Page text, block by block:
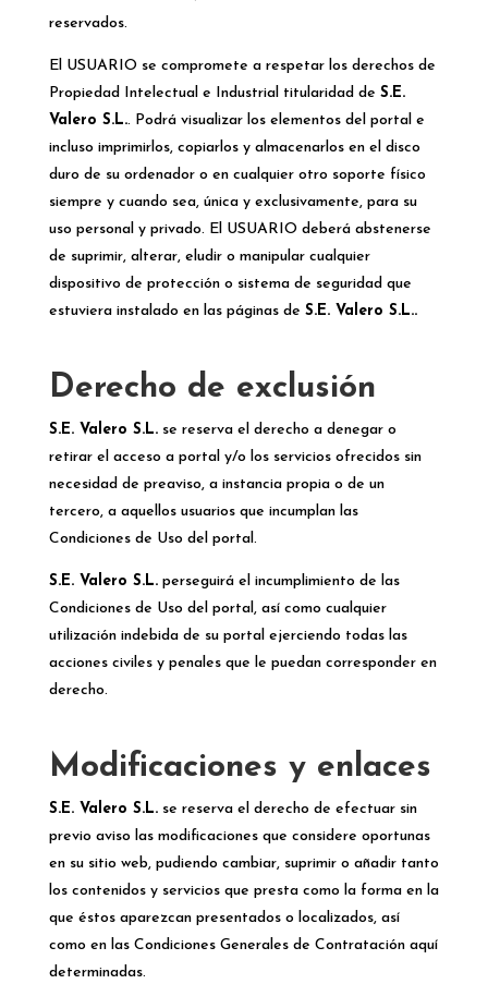
reservados.
El USUARIO se compromete a respetar los derechos de
Propiedad Intelectual e Industrial titularidad de S.E.
Valero S.L.. Podrá visualizar los elementos del portal e
incluso imprimirlos, copiarlos y almacenarlos en el disco
duro de su ordenador o en cualquier otro soporte físico
siempre y cuando sea, única y exclusivamente, para su
uso personal y privado. El USUARIO deberá abstenerse
de suprimir, alterar, eludir o manipular cualquier
dispositivo de protección o sistema de seguridad que
estuviera instalado en las páginas de S.E. Valero S.L..
Derecho de exclusión
S.E. Valero S.L.se reserva el derecho a denegar o
retirar el acceso a portal y/o los servicios ofrecidos sin
necesidad de preaviso, a instancia propia o de un
tercero, a aquellos usuarios que incumplan las
Condiciones de Uso del portal.
S.E. Valero S.L.perseguirá el incumplimiento de las
Condiciones de Uso del portal, así como cualquier
utilización indebida de su portal ejerciendo todas las
acciones civiles y penales que le puedan corresponder en
derecho.
Modificaciones y enlaces
S.E. Valero S.L.se reserva el derecho de efectuar sin
previo aviso las modificaciones que considere oportunas
en su sitio web, pudiendo cambiar, suprimir o añadir tanto
los contenidos y servicios que presta como la forma en la
que éstos aparezcan presentados o localizados, así
como en las Condiciones Generales de Contratación aquí
determinadas.